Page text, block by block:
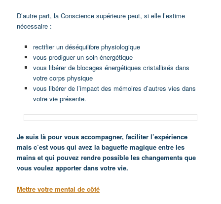
D’autre part, la Conscience supérieure peut, si elle l’estime
nécessaire :
rectifier un déséquilibre physiologique
vous prodiguer un soin énergétique
vous libérer de blocages énergétiques cristallisés dans
votre corps physique
vous libérer de l’impact des mémoires d’autres vies dans
votre vie présente.
Je suis là pour vous accompagner, faciliter l’expérience
mais c’est vous qui avez la baguette magique entre les
mains et qui pouvez rendre possible les changements que
vous voulez apporter dans votre vie.
Mettre votre mental de côté